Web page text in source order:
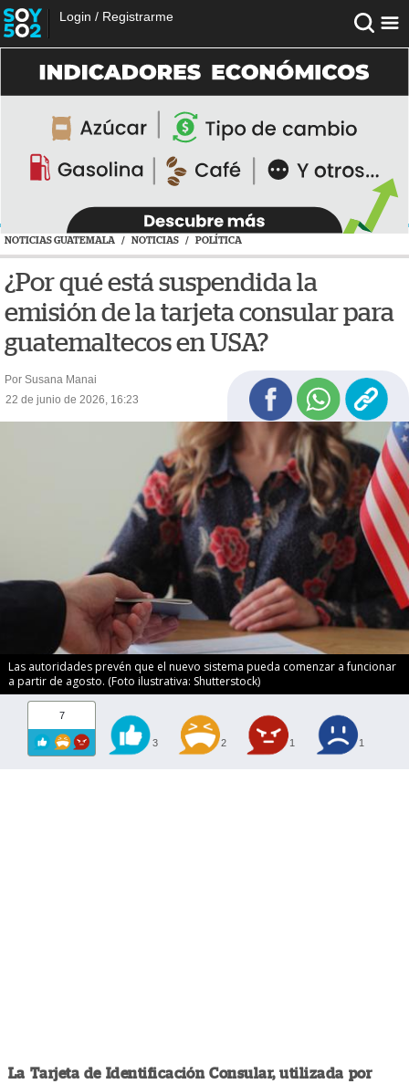
Login / Registrarme
NOTICIAS GUATEMALA / NOTICIAS / POLÍTICA
¿Por qué está suspendida la
emisión de la tarjeta consular para
guatemaltecos en USA?
Por Susana Manai
22 de junio de 2026, 16:23
Las autoridades prevén que el nuevo sistema pueda comenzar a funcionar
a partir de agosto. (Foto ilustrativa: Shutterstock)
7
3 2 1 1
La Tarjeta de Identificación Consular, utilizada por